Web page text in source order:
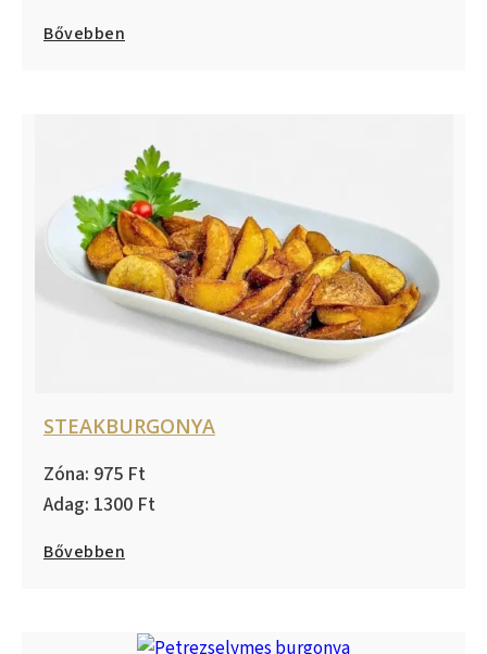
Bővebben
STEAKBURGONYA
975
1300
Bővebben